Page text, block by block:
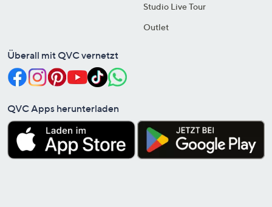
Studio Live Tour
Outlet
Überall mit QVC vernetzt
QVC Apps herunterladen